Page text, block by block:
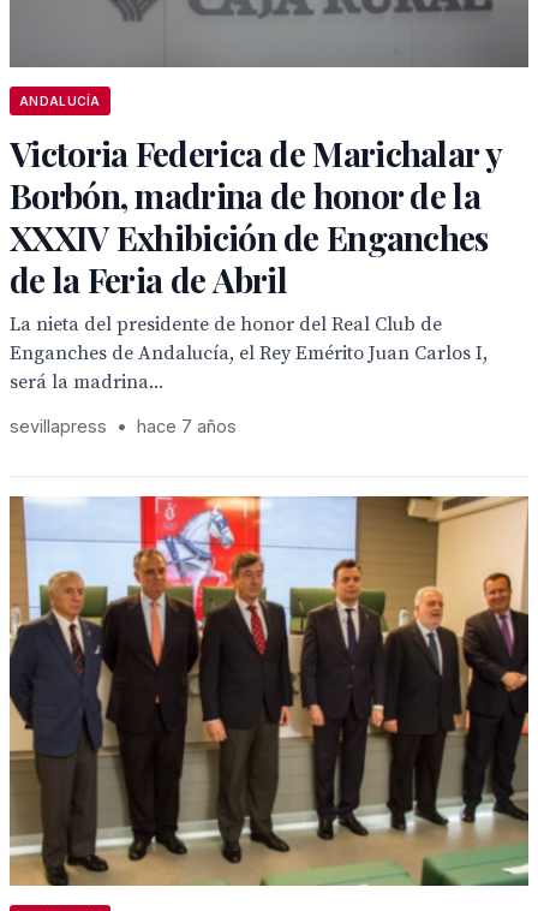
ANDALUCÍA
Victoria Federica de Marichalar y
Borbón, madrina de honor de la
XXXIV Exhibición de Enganches
de la Feria de Abril
La nieta del presidente de honor del Real Club de
Enganches de Andalucía, el Rey Emérito Juan Carlos I,
será la madrina...
sevillapress • hace 7 años